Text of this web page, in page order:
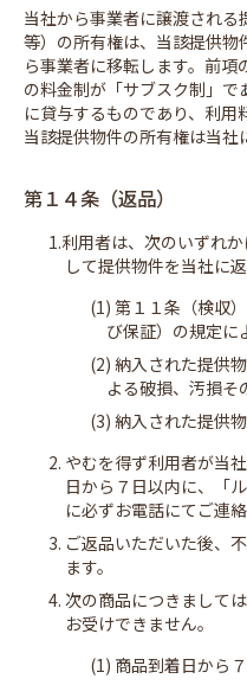
当社から事業者に譲渡され
等）の所有権は、当該提供物
ら事業者に移転します。前項
の料金制が「サブスク制」
に貸与するものであり、利用
当該提供物件の所有権は当社
第１４条（返品）
1.利用者は、次のいずれ
して提供物件を当社に
(1) 第１１条（検収
び保証）の規定に
(2) 納入された提供
よる破損、汚損そ
(3) 納入された提供
2. やむを得ず利用者が当
日から７日以内に、「
に必ずお電話にてご連絡
3. ご返品いただいた後、
ます。
4. 次の商品につきまして
お受けできません。
(1) 商品到着日から